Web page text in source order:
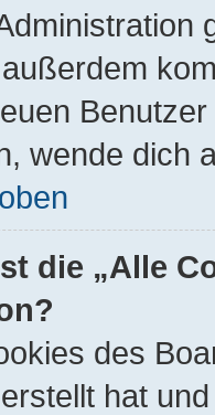
wende dich
die „Alle
des
hat